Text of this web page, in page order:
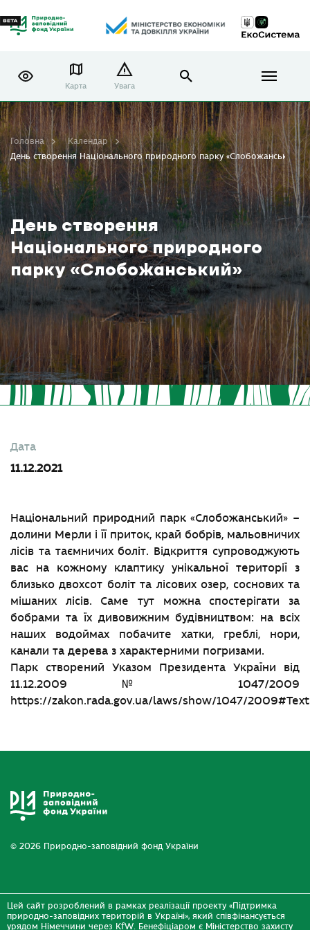
Карта Увага
День створення
Національного природного
парку «Слобожанський»
Головна
Календар
День створення Національного природного парку «Слобожанський»
Дата
11.12.2021
Національний природний парк «Слобожанський» –
долини Мерли і її приток, край бобрів, мальовничих
лісів та таємничих боліт. Відкриття супроводжують
вас на кожному клаптику унікальної території з
близько двохсот боліт та лісових озер, соснових та
мішаних лісів. Саме тут можна спостерігати за
бобрами та їх дивовижним будівництвом: на всіх
наших водоймах побачите хатки, греблі, нори,
канали та дерева з характерними погризами.
Парк створений Указом Президента України від
11.12.2009 № 1047/2009
https://zakon.rada.gov.ua/laws/show/1047/2009#Text
© 2026 Природно-заповідний фонд України
Цей сайт розроблений в рамках реалізації проекту «Підтримка
природно-заповідних територій в Україні», який співфінансується
урядом Німеччини через KfW. Бенефіціаром є Міністерство захисту